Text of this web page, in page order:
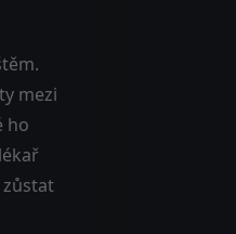
mezi
ho
zůstat